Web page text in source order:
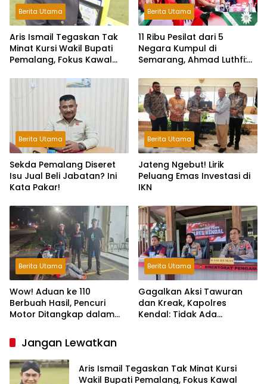
Berita Utama
Aris Ismail Tegaskan Tak
Minat Kursi Wakil Bupati
Pemalang, Fokus Kawal
Berita Utama
11 Ribu Pesilat dari 5
Negara Kumpul di
Semarang, Ahmad Luthfi:
Bangsa!
Berita Utama
Sekda Pemalang Diseret
Isu Jual Beli Jabatan? Ini
Kata Pakar!
Berita Utama
Jateng Ngebut! Lirik
Peluang Emas Investasi di
IKN
Berita Utama
Wow! Aduan ke 110
Berbuah Hasil, Pencuri
Motor Ditangkap dalam
Berita Utama
Gagalkan Aksi Tawuran
dan Kreak, Kapolres
Kendal: Tidak Ada
Jangan Lewatkan
Aris Ismail Tegaskan Tak Minat Kursi
Wakil Bupati Pemalang, Fokus Kawal